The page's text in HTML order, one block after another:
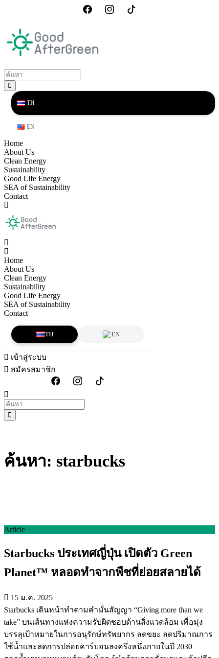
TH
EN
Home
About Us
Clean Energy
Sustainability
Good Life Energy
SEA of Sustainability
Contact
Home
About Us
Clean Energy
Sustainability
Good Life Energy
SEA of Sustainability
Contact
TH EN
เข้าสู่ระบบ
สมัครสมาชิก
ค้นหา: starbucks
Article
Starbucks ประเทศญี่ปุ่น เปิดตัว Green
Planet™ หลอดทำจากพืชที่ย่อยสลายได้
15 ม.ค. 2025
Starbucks เดินหน้าทำตามคำมั่นสัญญา “Giving more than we
take” บนเส้นทางแห่งความรับผิดชอบด้านสิ่งแวดล้อม เพื่อมุ่ง
บรรลุเป้าหมายในการอนุรักษ์ทรัพยากร ลดขยะ ลดปริมาณการ
ใช้น้ำและลดการปล่อยคาร์บอนลงครึ่งหนึ่งภายในปี 2030